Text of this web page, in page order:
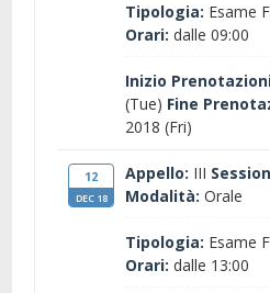
Tipologia: Esame
Orari: dalle 09:00
Inizio
(Tue) Fine
2018 (Fri)
12
DEC 18
Appello: III
Modalità: Orale
Tipologia: Esame
Orari: dalle 13:00